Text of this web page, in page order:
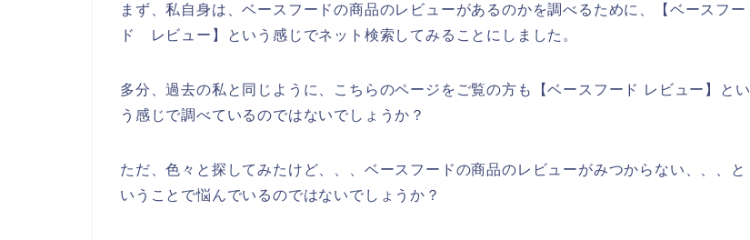
まず、私自身は、ベースフードの商品のレビューがあるのかを調べるために、【ベースフー
ド レビュー】という感じでネット検索してみることにしました。
多分、過去の私と同じように、こちらのページをご覧の方も【ベースフード レビュー】とい
う感じで調べているのではないでしょうか？
ただ、色々と探してみたけど、、、ベースフードの商品のレビューがみつからない、、、と
いうことで悩んでいるのではないでしょうか？